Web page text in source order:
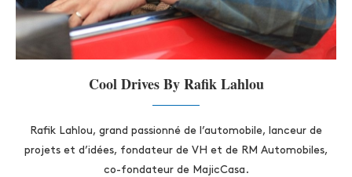
Cool Drives By Rafik Lahlou
Rafik Lahlou, grand passionné de l’automobile, lanceur de
projets et d’idées, fondateur de VH et de RM Automobiles,
co-fondateur de MajicCasa.